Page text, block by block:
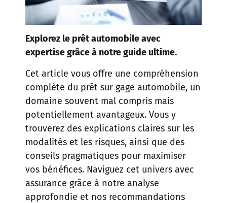
Explorez le prêt automobile avec
expertise grâce à notre guide ultime.
Cet article vous offre une compréhension
complète du prêt sur gage automobile, un
domaine souvent mal compris mais
potentiellement avantageux. Vous y
trouverez des explications claires sur les
modalités et les risques, ainsi que des
conseils pragmatiques pour maximiser
vos bénéfices. Naviguez cet univers avec
assurance grâce à notre analyse
approfondie et nos recommandations